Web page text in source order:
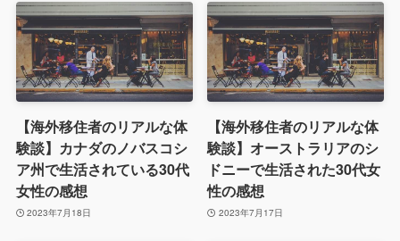
【海外移住者のリアルな体
験談】カナダのノバスコシ
ア州で生活されている30代
女性の感想
2023年7月18日
【海外移住者のリアルな体
験談】オーストラリアのシ
ドニーで生活された30代女
性の感想
2023年7月17日